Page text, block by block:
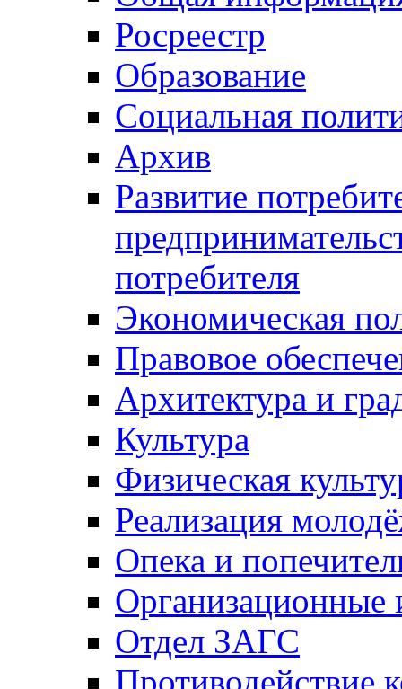
Росреестр
Образование
Социальная
Архив
Развитие
потребителя
Экономическая
Правовое
Архитектура и
Культура
Физическая
Реализация
Опека и
Отдел ЗАГС